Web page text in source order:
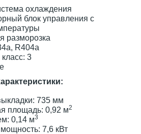
охлаждения
блок управления с
разморозка
R404a
3
735 мм
площадь: 0,92 м2
0,14 м3
7,6 кВт